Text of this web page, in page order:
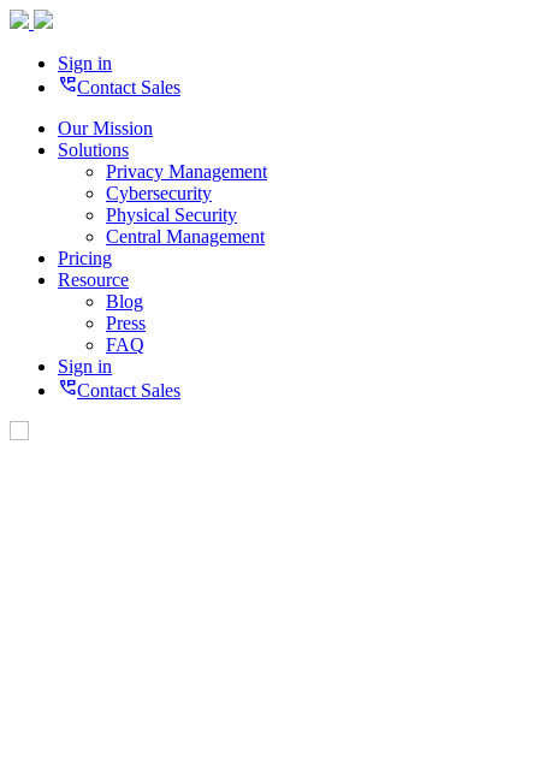
Sign in
perm_phone_msgContact Sales
Our Mission
Solutions
Privacy Management
Cybersecurity
Physical Security
Central Management
Pricing
Resource
Blog
Press
FAQ
Sign in
perm_phone_msgContact Sales